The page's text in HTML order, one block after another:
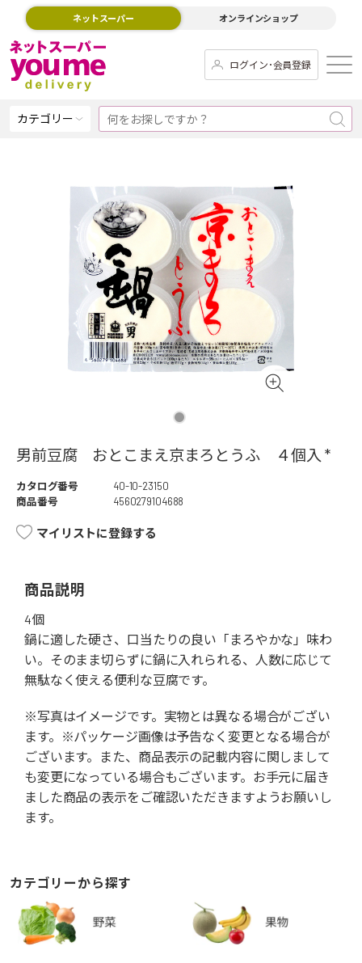
ネットスーパー オンラインショップ
ログイン･会員登録
カテゴリー
男前豆腐 おとこまえ京まろとうふ ４個入 *
カタログ番号
40-10-23150
商品番号
4560279104688
マイリストに登録する
商品説明
4個
鍋に適した硬さ、口当たりの良い「まろやかな」味わ
い。そのまま切らずに鍋に入れられる、人数に応じて
無駄なく使える便利な豆腐です。
※写真はイメージです。実物とは異なる場合がござい
ます。※パッケージ画像は予告なく変更となる場合が
ございます。また、商品表示の記載内容に関しまして
も変更になっている場合もございます。お手元に届き
ました商品の表示をご確認いただきますようお願いし
ます。
カテゴリーから探す